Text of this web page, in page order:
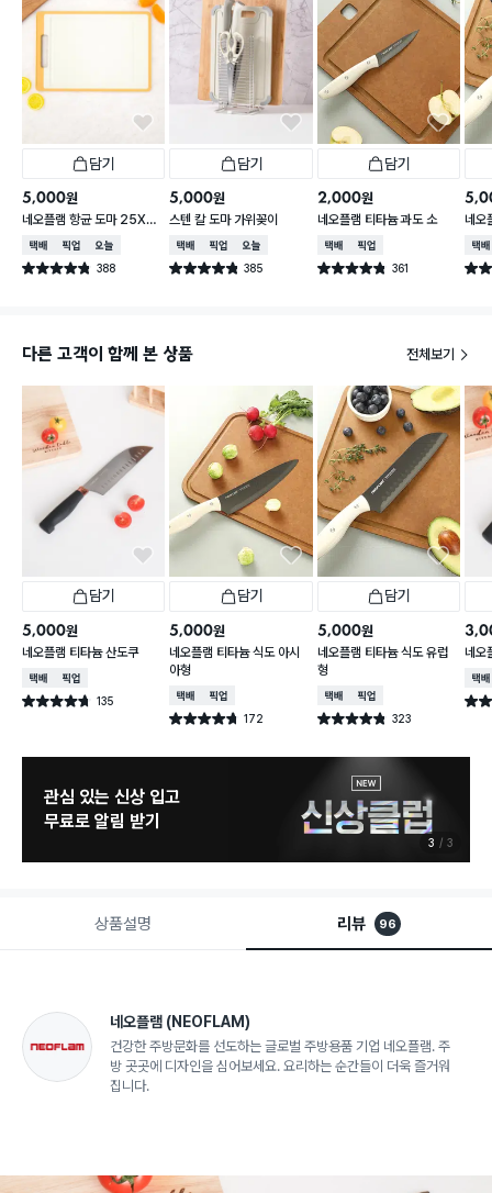
담기
5,000원
네오플램 항균 도마 25X3
6cm
택배배송매장픽업오늘배송
별점 4.8점 388
건 작성
담기
5,000원
스텐 칼 도마 가위꽂이
택배배송매장픽업오늘배송
별점 4.8점 385
건 작성
담기
2,000원
네오플램 티타늄 과도 소
택배배송매장픽업
별점 4.8점 361
건 작성
네오
형
택배
별점
다른 고객이 함께 본 상품 전체보기
담기
5,000원
네오플램 티타늄 산도쿠
택배배송매장픽업
별점 4.7점 135
건 작성
담기
5,000원
네오플램 티타늄 식도 아시
아형
택배배송매장픽업
별점 4.7점 172
건 작성
담기
5,000원
네오플램 티타늄 식도 유럽
형
택배배송매장픽업
별점 4.8점 323
건 작성
네오
택배
별점
관심 있는 신상 입고
무료로 알림 받기
3 3
상품설명 리뷰 96
네오플램 (NEOFLAM)
건강한 주방문화를 선도하는 글로벌 주방용품 기업 네오플램. 주
방 곳곳에 디자인을 심어보세요. 요리하는 순간들이 더욱 즐거워
집니다.